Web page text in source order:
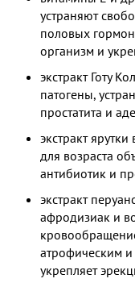
устраняют
половых
организм и
экстракт Готу
патогены,
простатита и
экстракт
для возраста
антибиотик и
экстракт
афродизиак и
атрофическим
укрепляет